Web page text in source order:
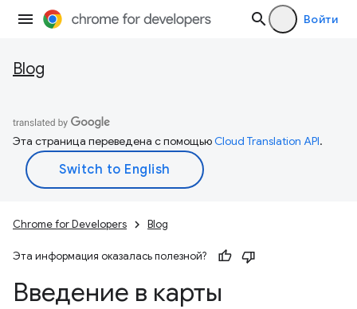
Войти
Blog
Эта страница переведена с помощьюCloud Translation API.
Chrome for Developers Blog
Эта информация оказалась полезной?
Введение в карты